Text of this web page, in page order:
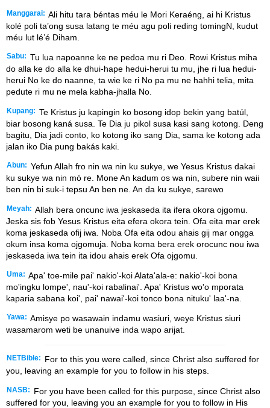
Manggarai: Ali hitu tara béntas méu le Mori Keraéng, ai hi Kristus
kolé poli ta’ong susa latang te méu agu poli reding tomingN, kudut
méu lut lé’é Diham.
Sabu: Tu lua napoanne ke ne pedoa mu ri Deo. Rowi Kristus miha
do alla ke do alla ke dhui-hape hedui-herui tu mu, jhe ri lua hedui-
herui No ke do naanne, ta wie ke ri No pa mu ne hahhi telia, mita
pedute ri mu ne mela kabha-jhalla No.
Kupang: Te Kristus ju kapingin ko bosong idop bekin yang batúl,
biar bosong kaná susa. Te Dia ju pikol susa kasi sang kotong. Deng
bagitu, Dia jadi conto, ko kotong iko sang Dia, sama ke kotong ada
jalan iko Dia pung bakás kaki.
Abun: Yefun Allah fro nin wa nin ku sukye, we Yesus Kristus dakai
ku sukye wa nin mó re. Mone An kadum os wa nin, subere nin waii
ben nin bi suk-i tepsu An ben ne. An da ku sukye, sarewo
Meyah: Allah bera oncunc iwa jeskaseda ita ifera okora ojgomu.
Jeska sis fob Yesus Kristus eita efera okora tein. Ofa eita mar erek
koma jeskaseda ofij iwa. Noba Ofa eita odou ahais gij mar ongga
okum insa koma ojgomuja. Noba koma bera erek orocunc nou iwa
jeskaseda iwa tein ita idou ahais erek Ofa ojgomu.
Uma: Apa' toe-mile pai' nakio'-koi Alata'ala-e: nakio'-koi bona
mo'ingku lompe', nau'-koi rabalinai'. Apa' Kristus wo'o mporata
kaparia sabana koi', pai' nawai'-koi tonco bona nituku' laa'-na.
Yawa: Amisye po wasawain indamu wasiuri, weye Kristus siuri
wasamarom weti be unanuive inda wapo arijat.
NETBible:
For to this you were called, since Christ also suffered for
you, leaving an example for you to follow in his steps.
NASB:
For you have been called for this purpose, since Christ also
suffered for you, leaving you an example for you to follow in His